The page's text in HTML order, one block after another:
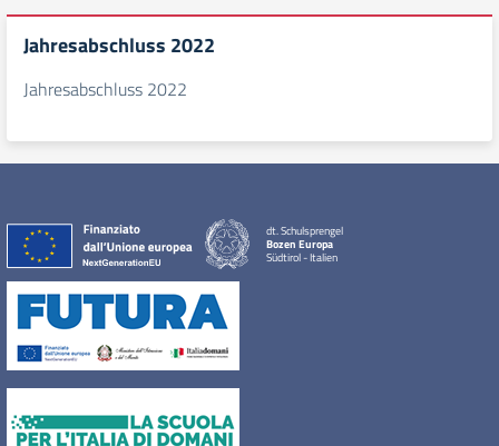
Jahresabschluss 2022
Jahresabschluss 2022
dt. Schulsprengel
Bozen Europa
Südtirol - Italien